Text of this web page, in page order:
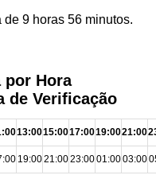
9 horas 56 minutos.
por Hora
de Verificação
13:0015:0017:0019:0021:00
19:0021:0023:0001:0003:00